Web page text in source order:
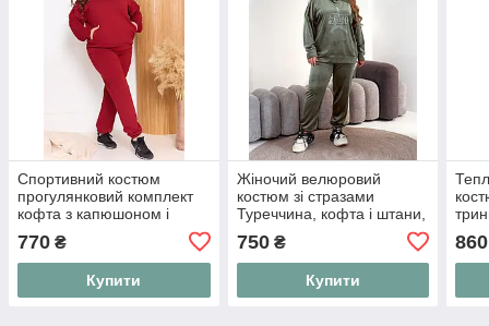
Спортивний костюм
прогулянковий комплект
кофта з капюшоном і
розтяжності
770 ₴
Купити
Жіночий велюровий
костюм зі стразами
Туреччина, кофта і штани,
модель 527
750₴
Купити
860